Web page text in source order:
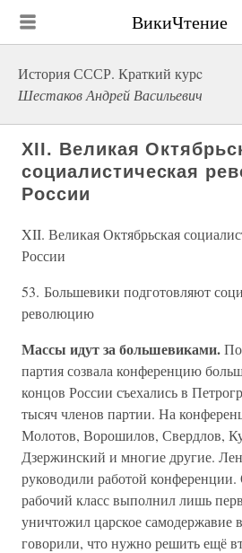
ВикиЧтение
История СССР. Краткий курc
Шестаков Андрей Васильевич
XII. Великая
социалистическая
России
XII. Великая Октябрьская
России
53. Большевики подготовляют
революцию
Массы идут за большевиками.
партия созвала конференцию
концов России съехались в
тысяч членов партии. На
Молотов, Ворошилов, Свердлов,
Дзержинский и многие другие.
руководили работой
рабочий класс выполнил лишь
уничтожил царское самодержавие
говорили, что нужно решить ещё